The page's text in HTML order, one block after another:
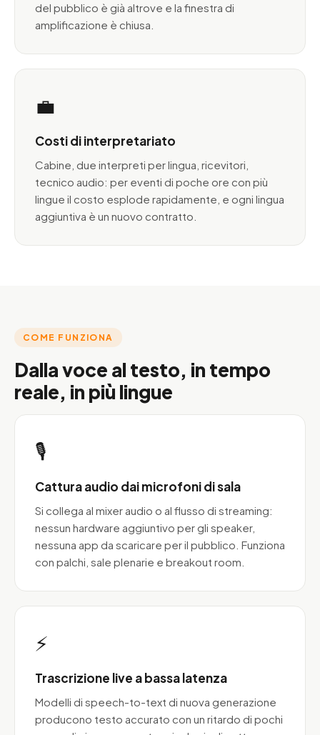
del pubblico è già altrove e la finestra di
amplificazione è chiusa.
💼
Costi di interpretariato
Cabine, due interpreti per lingua, ricevitori,
tecnico audio: per eventi di poche ore con più
lingue il costo esplode rapidamente, e ogni lingua
aggiuntiva è un nuovo contratto.
COME FUNZIONA
Dalla voce al testo, in tempo
reale, in più lingue
🎙️
Cattura audio dai microfoni di sala
Si collega al mixer audio o al flusso di streaming:
nessun hardware aggiuntivo per gli speaker,
nessuna app da scaricare per il pubblico. Funziona
con palchi, sale plenarie e breakout room.
⚡
Trascrizione live a bassa latenza
Modelli di speech-to-text di nuova generazione
producono testo accurato con un ritardo di pochi